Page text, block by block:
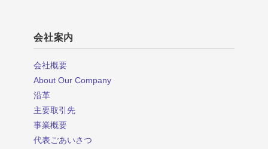
会社案内
会社概要
About Our Company
沿革
主要取引先
事業概要
代表ごあいさつ